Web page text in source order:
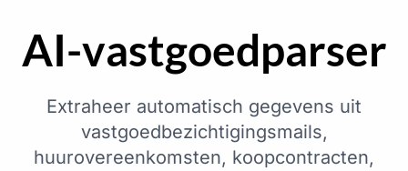
AI-vastgoedparser
Extraheer automatisch gegevens uit
vastgoedbezichtigingsmails,
huurovereenkomsten, koopcontracten,